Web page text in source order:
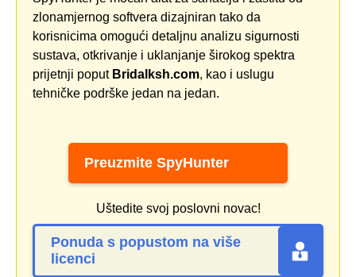
zlonamjernog softvera dizajniran tako da
korisnicima omogući detaljnu analizu sigurnosti
sustava, otkrivanje i uklanjanje širokog spektra
prijetnji poput Bridalksh.com, kao i uslugu
tehničke podrške jedan na jedan.
Preuzmite SpyHunter
Uštedite svoj poslovni novac!
Ponuda s popustom na više
licenci